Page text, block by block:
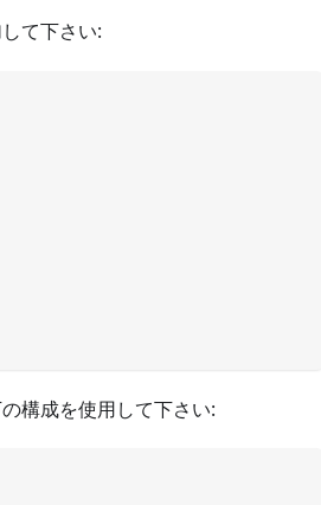
て下さい:
構成を使用して下さい: